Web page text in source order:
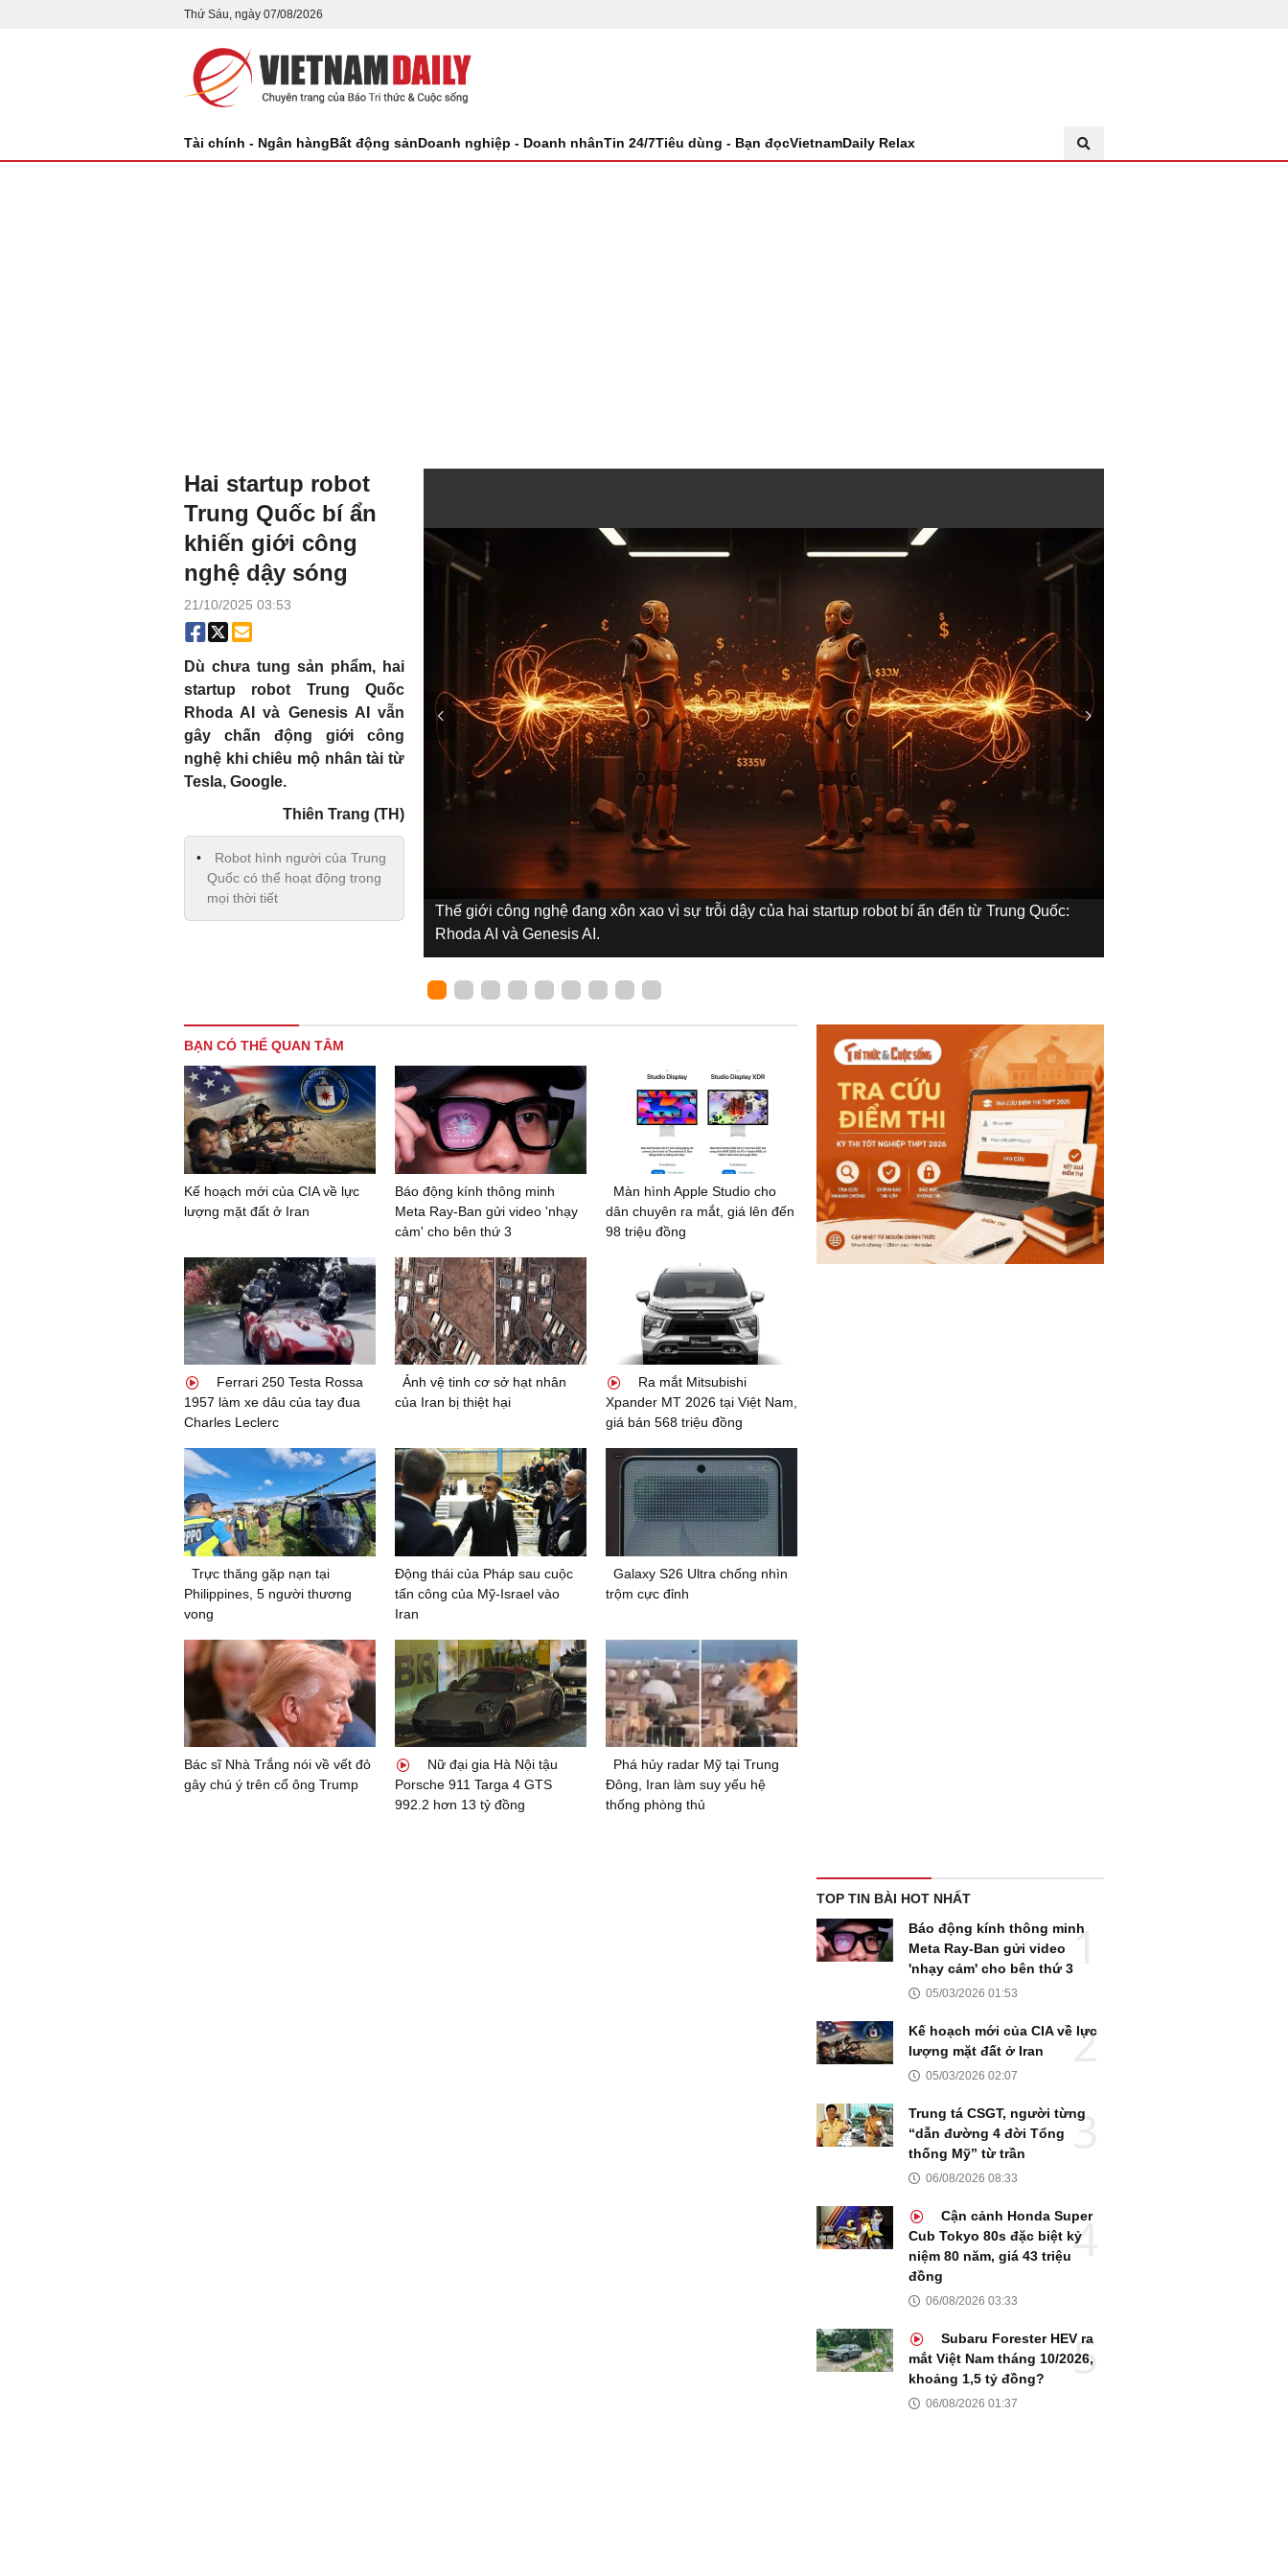
Thứ Sáu, ngày 07/08/2026
Tài chính - Ngân hàngBất động sảnDoanh nghiệp - Doanh nhânTin 24/7Tiêu dùng - Bạn đọcVietnamDaily Relax
Hai startup robot
Trung Quốc bí ẩn
khiến giới công
nghệ dậy sóng
21/10/2025 03:53
Dù chưa tung sản phẩm, hai
startup robot Trung Quốc
Rhoda AI và Genesis AI vẫn
gây chấn động giới công
nghệ khi chiêu mộ nhân tài từ
Tesla, Google.
Thiên Trang (TH)
Robot hình người của Trung
Quốc có thể hoạt động trong
mọi thời tiết
Thế giới công nghệ đang xôn xao vì sự trỗi dậy của hai startup robot bí ẩn đến từ Trung Quốc:
Rhoda AI và Genesis AI.
BẠN CÓ THỂ QUAN TÂM
Kế hoạch mới của CIA về lực
lượng mặt đất ở Iran
Báo động kính thông minh
Meta Ray-Ban gửi video 'nhạy
cảm' cho bên thứ 3
Màn hình Apple Studio cho
dân chuyên ra mắt, giá lên đến
98 triệu đồng
Ferrari 250 Testa Rossa
1957 làm xe dâu của tay đua
Charles Leclerc
Ảnh vệ tinh cơ sở hạt nhân
của Iran bị thiệt hại
Ra mắt Mitsubishi
Xpander MT 2026 tại Việt Nam,
giá bán 568 triệu đồng
Trực thăng gặp nạn tại
Philippines, 5 người thương
vong
Động thái của Pháp sau cuộc
tấn công của Mỹ-Israel vào
Iran
Galaxy S26 Ultra chống nhìn
trộm cực đỉnh
Bác sĩ Nhà Trắng nói về vết đỏ
gây chú ý trên cổ ông Trump
Nữ đại gia Hà Nội tậu
Porsche 911 Targa 4 GTS
992.2 hơn 13 tỷ đồng
Phá hủy radar Mỹ tại Trung
Đông, Iran làm suy yếu hệ
thống phòng thủ
TOP TIN BÀI HOT NHẤT
Báo động kính thông minh
Meta Ray-Ban gửi video
'nhạy cảm' cho bên thứ 3
05/03/2026 01:53
Kế hoạch mới của CIA về lực
lượng mặt đất ở Iran
05/03/2026 02:07
Trung tá CSGT, người từng
“dẫn đường 4 đời Tổng
thống Mỹ” từ trần
06/08/2026 08:33
Cận cảnh Honda Super
Cub Tokyo 80s đặc biệt kỷ
niệm 80 năm, giá 43 triệu
đồng
06/08/2026 03:33
Subaru Forester HEV ra
mắt Việt Nam tháng 10/2026,
khoảng 1,5 tỷ đồng?
06/08/2026 01:37